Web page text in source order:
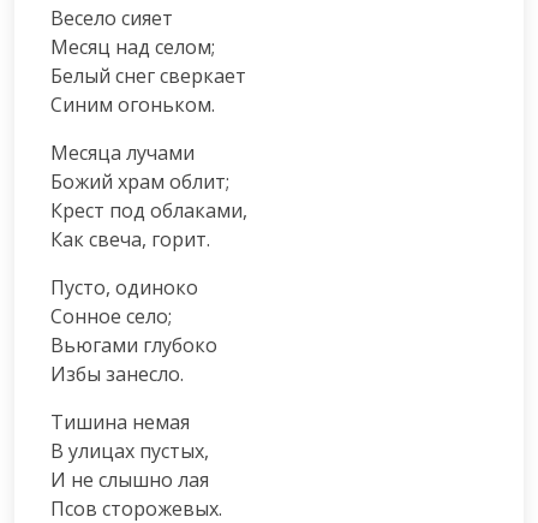
Весело сияет
Месяц над селом;
Белый снег сверкает
Синим огоньком.
Месяца лучами
Божий храм облит;
Крест под облаками,
Как свеча, горит.
Пусто, одиноко
Сонное село;
Вьюгами глубоко
Избы занесло.
Тишина немая
В улицах пустых,
И не слышно лая
Псов сторожевых.